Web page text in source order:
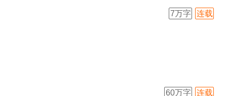
连载
7万字
连载
60万字